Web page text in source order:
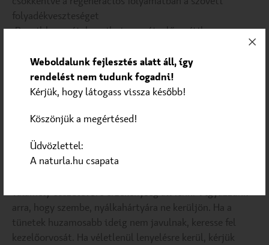
folyadékveszteséget
-Benzil-benzoát, benzil-cinnamát: elősegítik a
folyamatot
-Benzil-alkohol: gátolja a baktériumok elszaporodását,
enyhíti a kellemetlen, égő érzetet
nedvességét
Figyelmeztetés:
előfordulhat. Ilyenkor, vagy ha a tünetek nem enyhülnek,
valamely összetevőre érzékenység áll fenn. Vigyázzunk
arra, hogy szembe, nyálkahártyára ne kerüljön. Ha a
tünetek huzamosabb ideig nem javulnak, keresse fel
kezelőorvosát. Ha véletlenül lenyelésre kerül, kérjük
Weboldalunk fejlesztés alatt áll, így
rendelést nem tudunk fogadni!
Kérjük, hogy látogass vissza később!
Köszönjük a megértésed!
Üdvözlettel:
A naturla.hu csapata